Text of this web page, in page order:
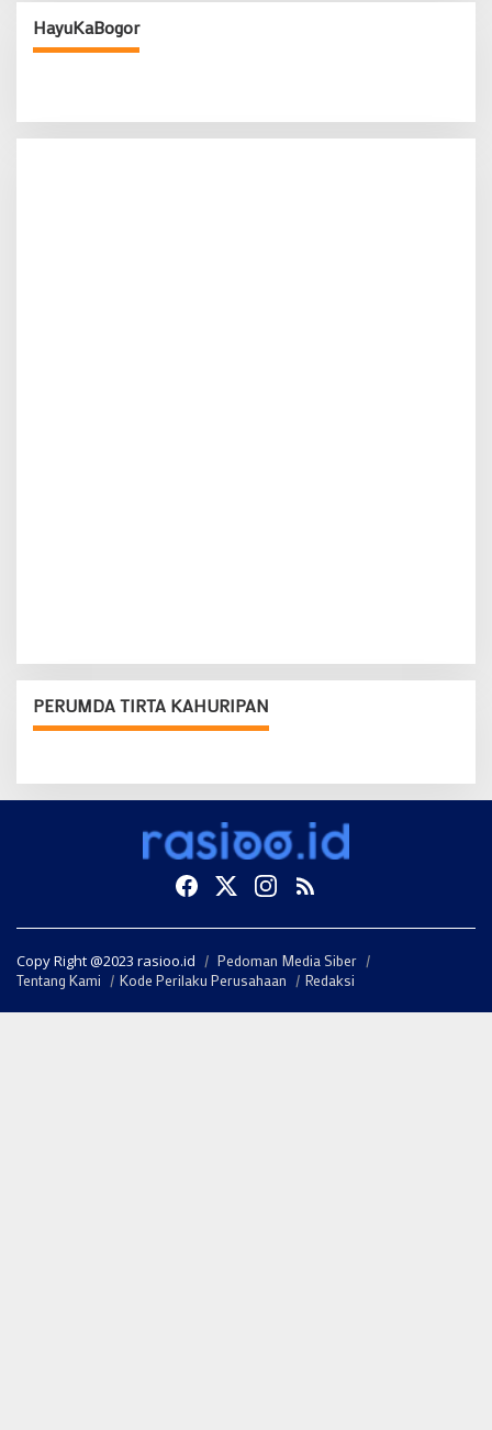
HayuKaBogor
PERUMDA TIRTA KAHURIPAN
Copy Right @2023 rasioo.id
Pedoman Media Siber
Tentang Kami
Kode Perilaku Perusahaan Redaksi